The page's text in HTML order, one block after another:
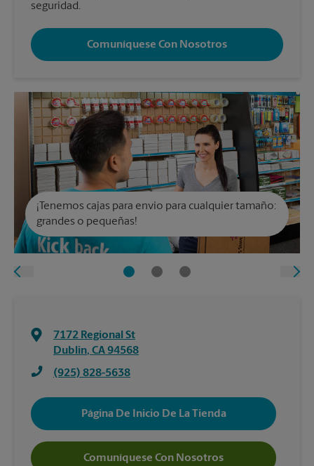
seguridad.
Comuníquese Con Nosotros
¡Tenemos cajas para envío para cualquier tamaño:
grandes o pequeñas!
7172 Regional St
Dublin, CA94568
(925) 828-5638
Página De Inicio De La Tienda
Comuníquese Con Nosotros